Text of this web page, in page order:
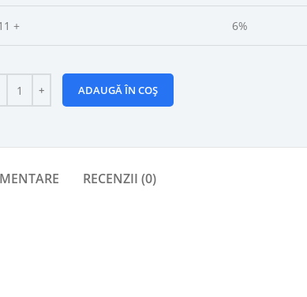
+ 6%
ADAUGĂ ÎN COȘ
RECENZII (0)